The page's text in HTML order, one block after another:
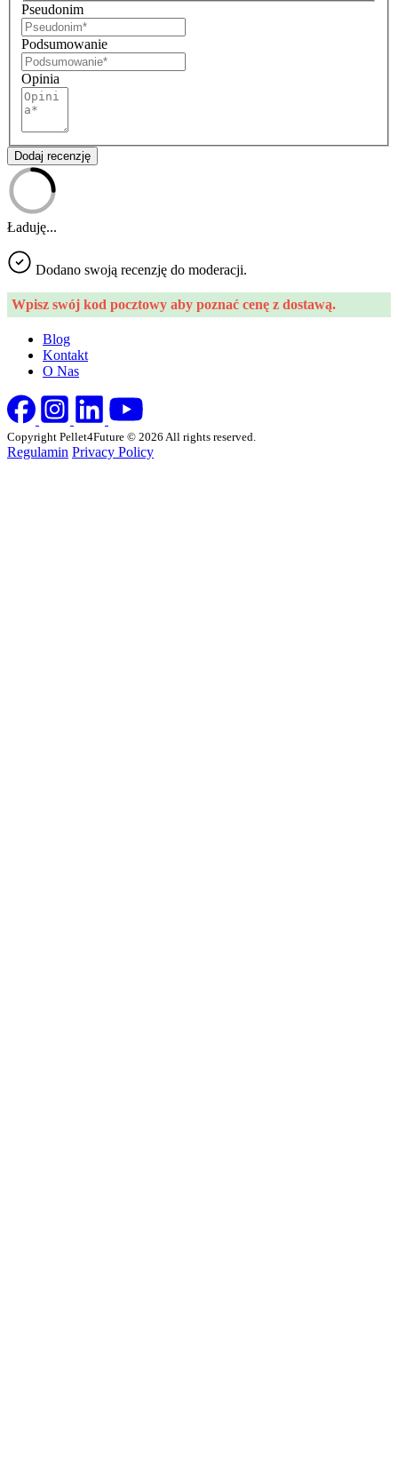
Pseudonim
Podsumowanie
Opinia
Dodaj recenzję
Ładuję...
Dodano swoją recenzję do moderacji.
Wpisz swój kod pocztowy aby poznać cenę z dostawą.
Blog
Kontakt
O Nas
Copyright Pellet4Future © 2026 All rights reserved.
Regulamin Privacy Policy